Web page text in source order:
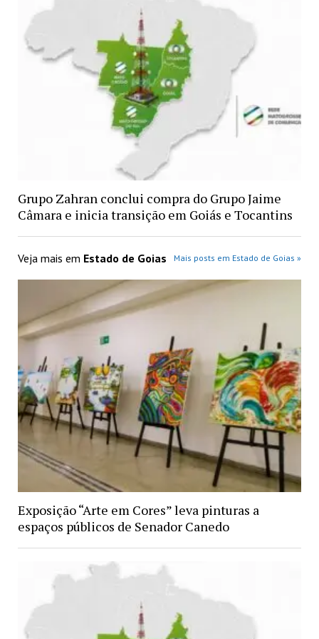
Grupo Zahran conclui compra do Grupo Jaime
Câmara e inicia transição em Goiás e Tocantins
Veja mais em Estado de Goias Mais posts em Estado de Goias »
Exposição “Arte em Cores” leva pinturas a
espaços públicos de Senador Canedo